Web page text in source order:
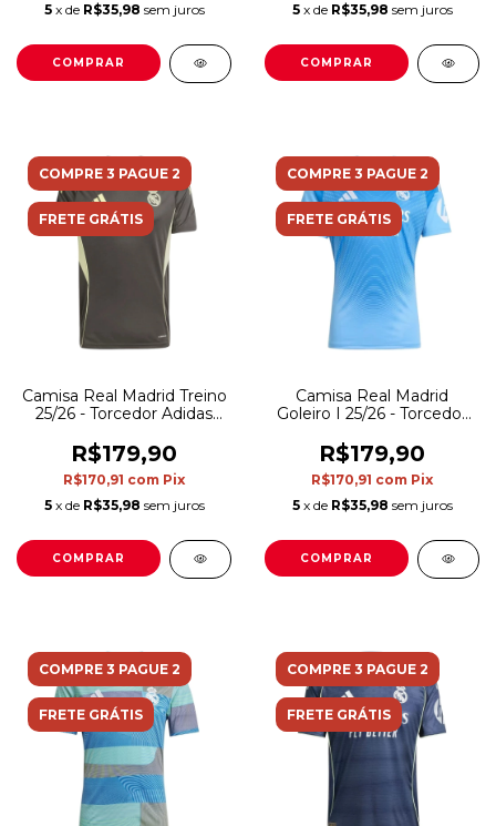
5 x de R$35,98 sem juros
COMPRAR
5 x de R$35,98 sem juros
COMPRAR
COMPRE 3 PAGUE 2
FRETE GRÁTIS
Camisa Real Madrid Treino
25/26 - Torcedor Adidas
detalhes em amarelo
R$179,90
R$170,91 com Pix
5 x de R$35,98 sem juros
COMPRAR
COMPRE 3 PAGUE 2
FRETE GRÁTIS
Camisa Real Madrid
Goleiro I 25/26 - Torcedor
R$179,90
R$170,91 com Pix
5 x de R$35,98 sem juros
COMPRAR
COMPRE 3 PAGUE 2
FRETE GRÁTIS
COMPRE 3 PAGUE 2
FRETE GRÁTIS